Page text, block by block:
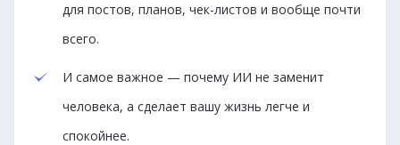
для постов, планов, чек-листов и вообще почти
всего.
И самое важное — почему ИИ не заменит
человека, а сделает вашу жизнь легче и
спокойнее.